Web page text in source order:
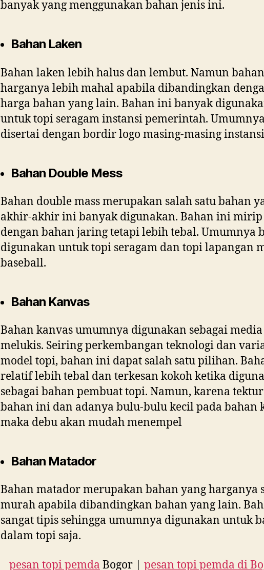
banyak yang menggunakan bahan jenis ini.
Bahan Laken
Bahan laken lebih halus dan lembut. Namun
harganya lebih mahal apabila dibandingkan
harga bahan yang lain. Bahan ini banyak
untuk topi seragam instansi pemerintah. Umumnya
disertai dengan bordir logo masing-masing
Bahan Double Mess
Bahan double mass merupakan salah satu bahan
akhir-akhir ini banyak digunakan. Bahan ini mirip
dengan bahan jaring tetapi lebih tebal. Umumnya
digunakan untuk topi seragam dan topi lapangan
baseball.
Bahan Kanvas
Bahan kanvas umumnya digunakan sebagai media
melukis. Seiring perkembangan teknologi dan
model topi, bahan ini dapat salah satu pilihan.
relatif lebih tebal dan terkesan kokoh ketika
sebagai bahan pembuat topi. Namun, karena tektur
bahan ini dan adanya bulu-bulu kecil pada bahan
maka debu akan mudah menempel
Bahan Matador
Bahan matador merupakan bahan yang harganya
murah apabila dibandingkan bahan yang lain.
sangat tipis sehingga umumnya digunakan untuk
dalam topi saja.
pesan topi pemda Bogor | pesan topi pemda di